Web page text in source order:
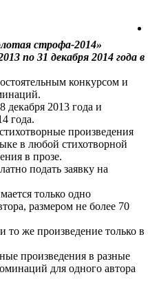
строфа-2014»
по 31 декабря 2014 года в
конкурсом и
декабря 2013 года и
года.
произведения
в любой стихотворной
в прозе.
подать заявку на
только одно
размером не более 70
то же произведение только в
произведения в разные
для одного автора